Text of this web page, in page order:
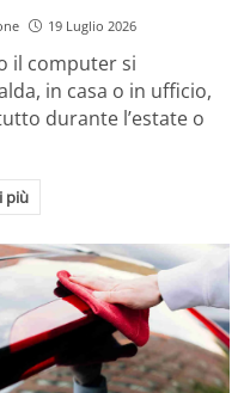
19 Luglio 2026
il computer si
in casa o in ufficio,
durante l’estate o
più